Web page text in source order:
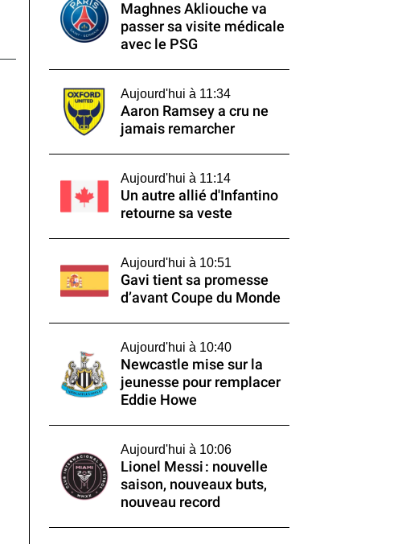
Maghnes Akliouche va
passer sa visite médicale
avec le PSG
Aujourd'hui à 11:34
Aaron Ramsey a cru ne
jamais remarcher
Aujourd'hui à 11:14
Un autre allié d'Infantino
retourne sa veste
Aujourd'hui à 10:51
Gavi tient sa promesse
d’avant Coupe du Monde
Aujourd'hui à 10:40
Newcastle mise sur la
jeunesse pour remplacer
Eddie Howe
Aujourd'hui à 10:06
Lionel Messi : nouvelle
saison, nouveaux buts,
nouveau record